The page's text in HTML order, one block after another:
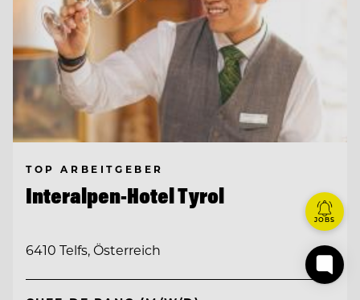
TOP ARBEITGEBER
Interalpen-Hotel Tyrol
6410 Telfs, Österreich
JOBS